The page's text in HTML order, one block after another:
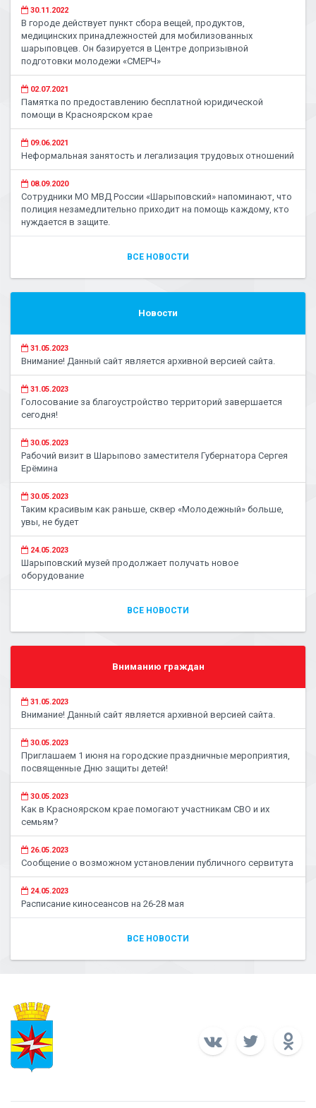
30.11.2022
В городе действует пункт сбора вещей, продуктов,
медицинских принадлежностей для мобилизованных
шарыповцев. Он базируется в Центре допризывной
подготовки молодежи «СМЕРЧ»
02.07.2021
Памятка по предоставлению бесплатной юридической
помощи в Красноярском крае
09.06.2021
Неформальная занятость и легализация трудовых отношений
08.09.2020
Сотрудники МО МВД России «Шарыповский» напоминают, что
полиция незамедлительно приходит на помощь каждому, кто
нуждается в защите.
ВСЕ НОВОСТИ
Новости
31.05.2023
Внимание! Данный сайт является архивной версией сайта.
31.05.2023
Голосование за благоустройство территорий завершается
сегодня!
30.05.2023
Рабочий визит в Шарыпово заместителя Губернатора Сергея
Ерёмина
30.05.2023
Таким красивым как раньше, сквер «Молодежный» больше,
увы, не будет
24.05.2023
Шарыповский музей продолжает получать новое
оборудование
ВСЕ НОВОСТИ
Вниманию граждан
31.05.2023
Внимание! Данный сайт является архивной версией сайта.
30.05.2023
Приглашаем 1 июня на городские праздничные мероприятия,
посвященные Дню защиты детей!
30.05.2023
Как в Красноярском крае помогают участникам СВО и их
семьям?
26.05.2023
Сообщение о возможном установлении публичного сервитута
24.05.2023
Расписание киносеансов на 26-28 мая
ВСЕ НОВОСТИ